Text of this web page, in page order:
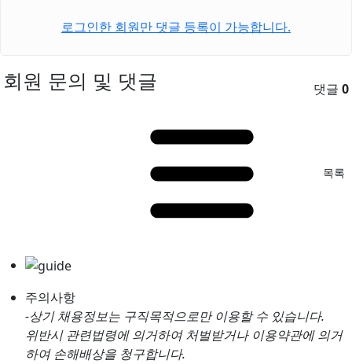
로그인한 회원만 댓글 등록이 가능합니다.
회원 문의 및 댓글 댓글 0
목록
주의사항
-상기 채용정보는 구직목적으로만 이용할 수 있습니다.
위반시 관련법령에 의거하여 처벌받거나 이용약관에 의거
하여 손해배상을 청구합니다.